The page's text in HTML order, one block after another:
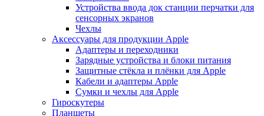
Устройства ввода док станции перчатки для
сенсорных экранов
Чехлы
Аксессуары для продукции Apple
Адаптеры и переходники
Зарядные устройства и блоки питания
Защитные стёкла и плёнки для Apple
Кабели и адаптеры Apple
Сумки и чехлы для Apple
Гироскутеры
Планшеты